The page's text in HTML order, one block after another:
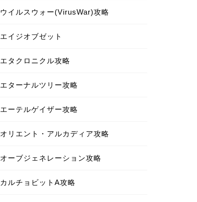
ウイルスウォー(VirusWar)攻略
エイジオブゼット
エタクロニクル攻略
エターナルツリー攻略
エーテルゲイザー攻略
オリエント・アルカディア攻略
オーブジェネレーション攻略
カルチョビットA攻略